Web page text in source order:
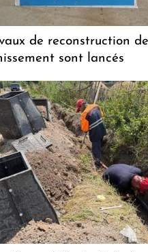
de reconstruction
sont lancés